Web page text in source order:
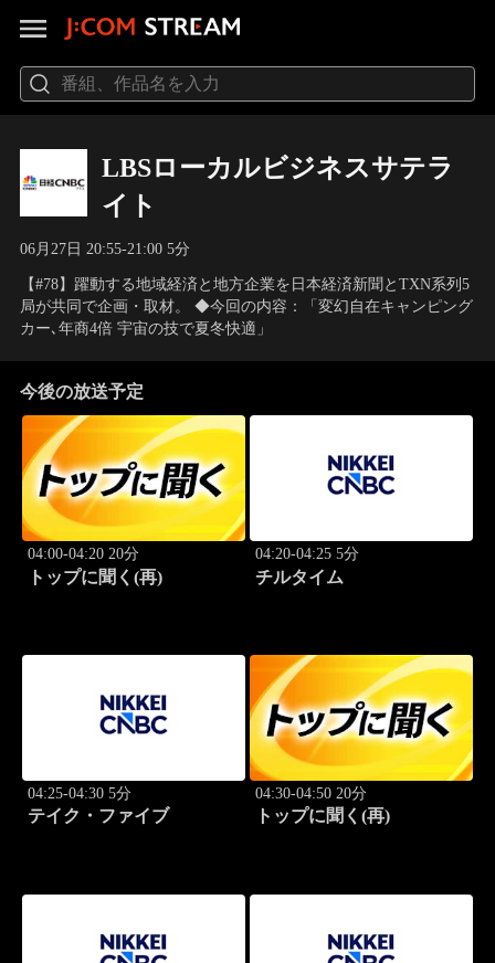
LBSローカルビジネスサテラ
イト
06月27日 20:55-21:00 5分
【#78】躍動する地域経済と地方企業を日本経済新聞とTXN系列5
局が共同で企画・取材。 ◆今回の内容：「変幻自在キャンピング
カー､年商4倍 宇宙の技で夏冬快適」
今後の放送予定
04:00-04:20 20分
トップに聞く(再)
04:20-04:25 5分
チルタイム
04:25-04:30 5分
テイク・ファイブ
04:30-04:50 20分
トップに聞く(再)